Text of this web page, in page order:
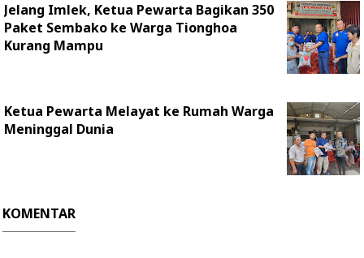
Jelang Imlek, Ketua Pewarta Bagikan 350
Paket Sembako ke Warga Tionghoa
Kurang Mampu
Ketua Pewarta Melayat ke Rumah Warga
Meninggal Dunia
KOMENTAR